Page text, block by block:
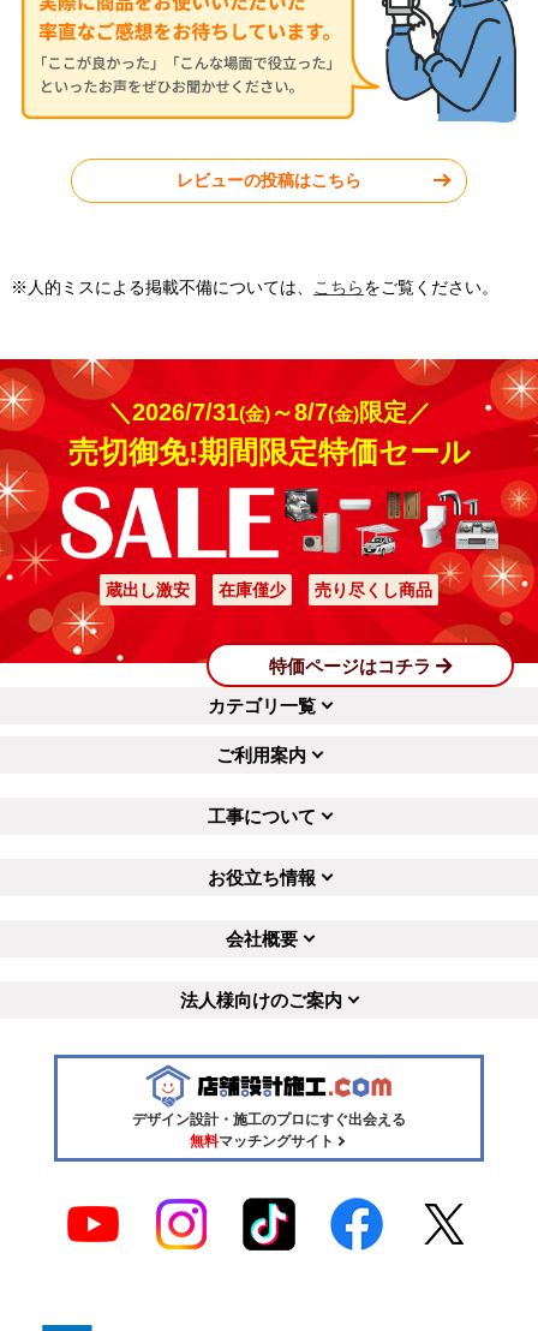
福岡県那珂川市 東京都渋谷区
工事実績をもっと見る
レビューの投稿はこちら
※人的ミスによる掲載不備については、 こちらをご覧ください。
＼2026/7/31(金)～8/7(金)限定／
売切御免!期間限定特価セール
蔵出し激安 在庫僅少 売り尽くし商品
特価ページはコチラ
カテゴリ一覧
ご利用案内
工事について
お役立ち情報
会社概要
法人様向けのご案内
デザイン設計・施工のプロにすぐ出会える
無料マッチングサイト